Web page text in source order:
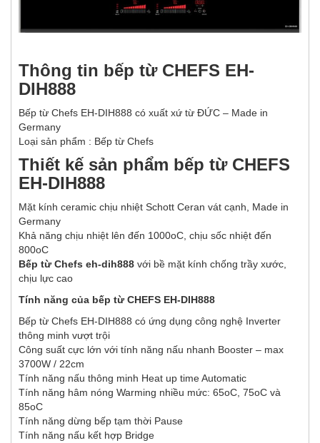
Thông tin bếp từCHEFS EH-
DIH888
Bếp từ Chefs EH-DIH888 có xuất xứ từ ĐỨC – Made in
Germany
Loại sản phẩm : Bếp từ Chefs
Thiết kế sản phẩm bếp từ CHEFS
EH-DIH888
Mặt kính ceramic chịu nhiệt Schott Ceran vát cạnh, Made in
Germany
Khả năng chịu nhiệt lên đến 1000oC, chịu sốc nhiệt đến
800oC
Bếp từ Chefs eh-dih888 với bề mặt kính chống trầy xước,
chịu lực cao
Tính năng của bếp từCHEFS EH-DIH888
Bếp từ Chefs EH-DIH888 có ứng dụng công nghệ Inverter
thông minh vượt trội
Công suất cực lớn với tính năng nấu nhanh Booster – max
3700W / 22cm
Tính năng nấu thông minh Heat up time Automatic
Tính năng hâm nóng Warming nhiều mức: 65oC, 75oC và
85oC
Tính năng dừng bếp tạm thời Pause
Tính năng nấu kết hợp Bridge